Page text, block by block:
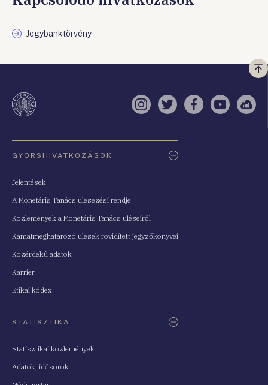
Jegybanktörvény
a
Instagram
TwitterFacebook
YouTube
GYORSHIVATKOZÁSOK
Jelentések
A Monetáris Tanács ülésezési rendje
Közlemények a Monetáris Tanács üléseiről
Kamatmeghatározó ülések rövidített jegyzőkönyvei
Közérdekű adatok
Karrier
Etikai kódex
STATISZTIKA
Statisztikai közlemények
Adatok, idősorok